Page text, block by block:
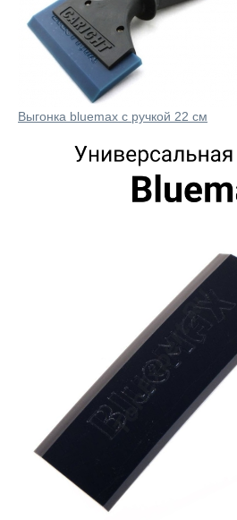
Выгонка bluemax с ручкой 22 см